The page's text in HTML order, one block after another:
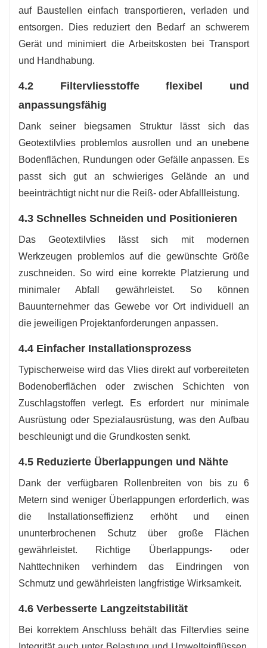
auf Baustellen einfach transportieren, verladen und
entsorgen. Dies reduziert den Bedarf an schwerem
Gerät und minimiert die Arbeitskosten bei Transport
und Handhabung.
4.2 Filtervliesstoffe flexibel und
anpassungsfähig
Dank seiner biegsamen Struktur lässt sich das
Geotextilvlies problemlos ausrollen und an unebene
Bodenflächen, Rundungen oder Gefälle anpassen. Es
passt sich gut an schwieriges Gelände an und
beeinträchtigt nicht nur die Reiß- oder Abfallleistung.
4.3 Schnelles Schneiden und Positionieren
Das Geotextilvlies lässt sich mit modernen
Werkzeugen problemlos auf die gewünschte Größe
zuschneiden. So wird eine korrekte Platzierung und
minimaler Abfall gewährleistet. So können
Bauunternehmer das Gewebe vor Ort individuell an
die jeweiligen Projektanforderungen anpassen.
4.4 Einfacher Installationsprozess
Typischerweise wird das Vlies direkt auf vorbereiteten
Bodenoberflächen oder zwischen Schichten von
Zuschlagstoffen verlegt. Es erfordert nur minimale
Ausrüstung oder Spezialausrüstung, was den Aufbau
beschleunigt und die Grundkosten senkt.
4.5 Reduzierte Überlappungen und Nähte
Dank der verfügbaren Rollenbreiten von bis zu 6
Metern sind weniger Überlappungen erforderlich, was
die Installationseffizienz erhöht und einen
ununterbrochenen Schutz über große Flächen
gewährleistet. Richtige Überlappungs- oder
Nahttechniken verhindern das Eindringen von
Schmutz und gewährleisten langfristige Wirksamkeit.
4.6 Verbesserte Langzeitstabilität
Bei korrektem Anschluss behält das Filtervlies seine